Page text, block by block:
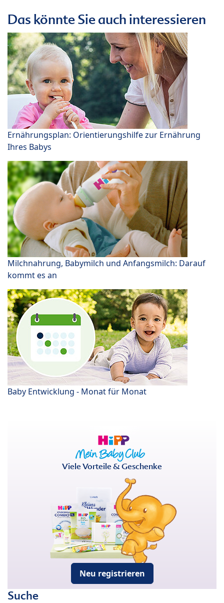
Das könnte Sie auch interessieren
Ernährungsplan: Orientierungshilfe zur Ernährung
Ihres Babys
Milchnahrung, Babymilch und Anfangsmilch: Darauf
kommt es an
Baby Entwicklung - Monat für Monat
Viele Vorteile & Geschenke
Neu registrieren
Suche